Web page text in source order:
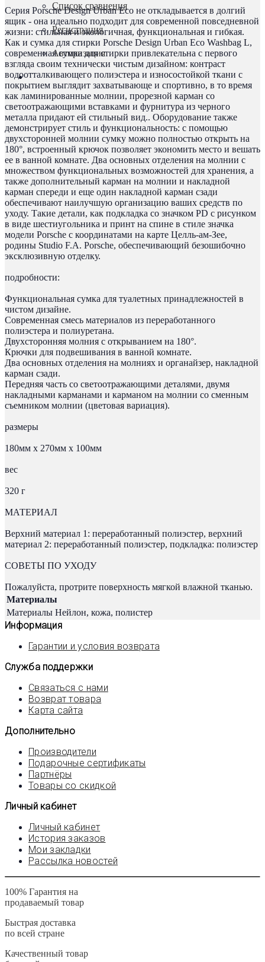
Список сравнения
Регистрация
Авторизация
Серия Porsche Design Urban Eco не откладывается в долгий
ящик - она идеально подходит для современной повседневной
жизни: стильная и экологичная, функциональная и гибкая.
Как и сумка для стирки Porsche Design Urban Eco Washbag L,
современная сумка для стирки привлекательна с первого
взгляда своим технически чистым дизайном: контраст
водоотталкивающего полиэстера и износостойкой ткани с
покрытием выглядит захватывающе и спортивно, в то время
как ламинированные молнии, прорезной карман со
светоотражающими вставками и фурнитура из черного
металла придают ей стильный вид.. Оборудование также
демонстрирует стиль и функциональность: с помощью
двухсторонней молнии сумку можно полностью открыть на
180°, встроенный крючок позволяет экономить место и вешать
ее в ванной комнате. Два основных отделения на молнии с
множеством функциональных возможностей для хранения, а
также дополнительный карман на молнии и накладной
карман спереди и еще один накладной карман сзади
обеспечивают наилучшую организацию ваших средств по
уходу. Такие детали, как подкладка со значком PD с рисунком
в виде шестиугольника и принт на спине в стиле значка
модели Porsche с координатами на карте Целль-ам-Зее,
родины Studio F.A. Porsche, обеспечивающий безошибочно
эксклюзивную отделку.
подробности:
Функциональная сумка для туалетных принадлежностей в
чистом дизайне.
Современная смесь материалов из переработанного
полиэстера и полиуретана.
Двухсторонняя молния с открыванием на 180°.
Крючки для подвешивания в ванной комнате.
Два основных отделения на молниях и органайзер, накладной
карман сзади.
Передняя часть со светоотражающими деталями, двумя
накладными карманами и карманом на молнии со сменным
съемником молнии (цветовая вариация).
размеры
180мм х 270мм х 100мм
вес
320 г
МАТЕРИАЛ
Верхний материал 1: переработанный полиэстер, верхний
материал 2: переработанный полиэстер, подкладка: полиэстер
СОВЕТЫ ПО УХОДУ
Пожалуйста, протрите поверхность мягкой влажной тканью.
Материалы
Материалы Нейлон, кожа, полистер
Информация
Гарантии и условия возврата
Служба поддержки
Связаться с нами
Возврат товара
Карта сайта
Дополнительно
Производители
Подарочные сертификаты
Партнёры
Товары со скидкой
Личный кабинет
Личный кабинет
История заказов
Мои закладки
Рассылка новостей
100% Гарантия на
продаваемый товар
Быстрая доставка
по всей стране
Качественный товар